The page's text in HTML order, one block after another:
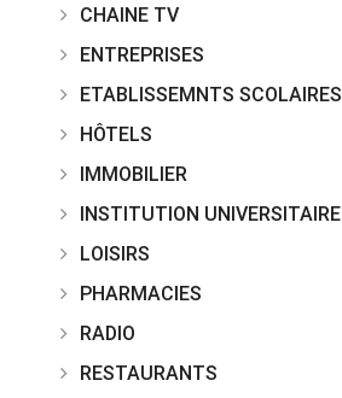
CHAINE TV
ENTREPRISES
ETABLISSEMNTS SCOLAIRES
HÔTELS
IMMOBILIER
INSTITUTION UNIVERSITAIRE
LOISIRS
PHARMACIES
RADIO
RESTAURANTS